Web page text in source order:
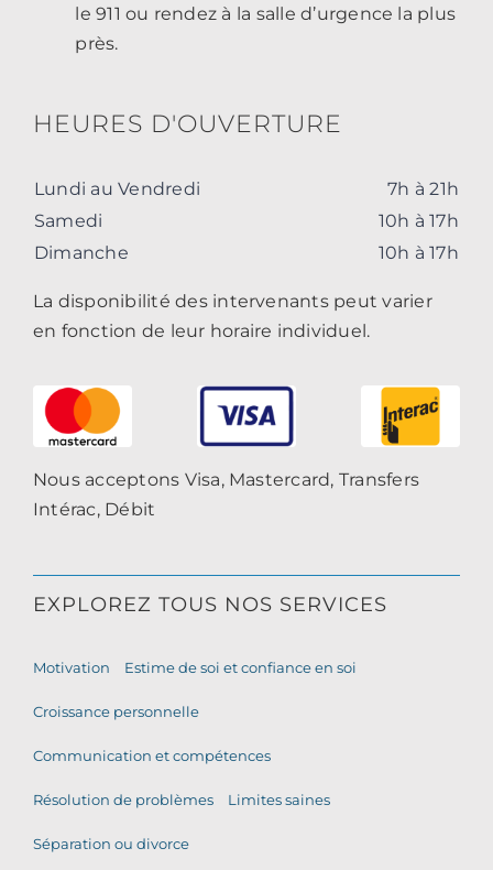
le 911 ou rendez à la salle d’urgence la plus
près.
HEURES D'OUVERTURE
Lundi au Vendredi
7h à 21h
Samedi
10h à 17h
Dimanche
10h à 17h
La disponibilité des intervenants peut varier
en fonction de leur horaire individuel.
Nous acceptons Visa, Mastercard, Transfers
Intérac, Débit
EXPLOREZ TOUS NOS SERVICES
Motivation Estime de soi et confiance en soi
Croissance personnelle
Communication et compétences
Résolution de problèmes Limites saines
Séparation ou divorce